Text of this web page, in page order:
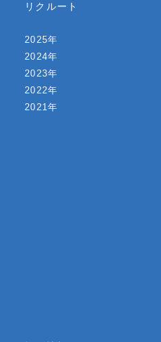
リクルート
2025年
2024年
2023年
2022年
2021年